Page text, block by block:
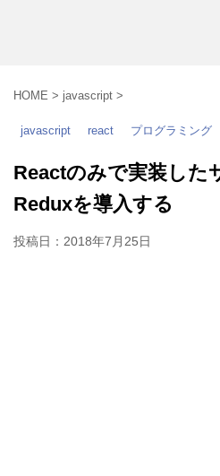
HOME > javascript >
javascript react プログラミング
Reactのみで実装した
Reduxを導入する
投稿日： 2018年7月25日